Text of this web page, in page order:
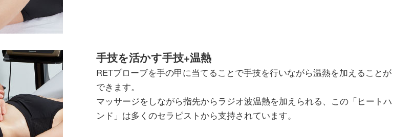
手技を活かす手技+温熱
RETプローブを手の甲に当てることで手技を行いながら温熱を加えることが
できます。
マッサージをしながら指先からラジオ波温熱を加えられる、この「ヒートハ
ンド」は多くのセラピストから支持されています。